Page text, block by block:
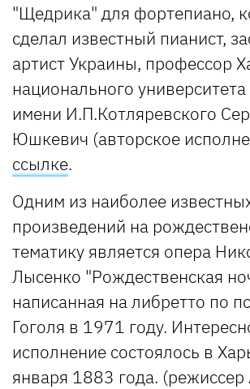
"Щедрика" для фортепиано,
сделал известный пианист,
артист Украины, профессор
национального университета
имени И.П.Котляревского
Юшкевич (авторское
ссылке.
Одним из наиболее
произведений на
тематику является опера
Лысенко "Рождественская
написанная на либретто по
Гоголя в 1971 году.
исполнение состоялось в
января 1883 года. (режиссер